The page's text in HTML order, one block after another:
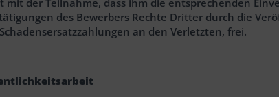
des Bewerbers Rechte Dritter durch die
an den Verletzten, frei.